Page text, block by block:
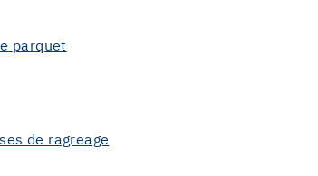
parquet
de ragreage